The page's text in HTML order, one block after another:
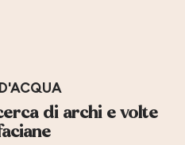
di archi e volte